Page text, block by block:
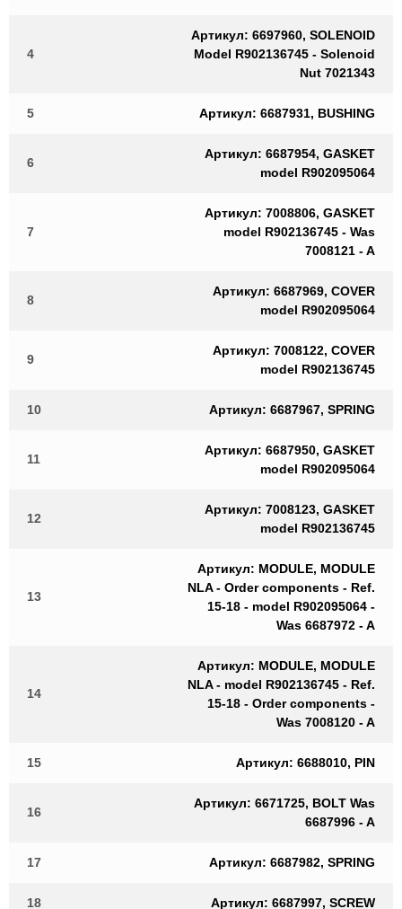
4
Артикул: 6697960, SOLENOID
Model R902136745 - Solenoid
Nut 7021343
5 Артикул: 6687931, BUSHING
6
Артикул: 6687954, GASKET
model R902095064
7
Артикул: 7008806, GASKET
model R902136745 - Was
7008121 - A
8
Артикул: 6687969, COVER
model R902095064
9
Артикул: 7008122, COVER
model R902136745
10 Артикул: 6687967, SPRING
11
Артикул: 6687950, GASKET
model R902095064
12
Артикул: 7008123, GASKET
model R902136745
13
Артикул: MODULE, MODULE
NLA - Order components - Ref.
15-18 - model R902095064 -
Was 6687972 - A
14
Артикул: MODULE, MODULE
NLA - model R902136745 - Ref.
15-18 - Order components -
Was 7008120 - A
15 Артикул: 6688010, PIN
16
Артикул: 6671725, BOLT Was
6687996 - A
17 Артикул: 6687982, SPRING
18 Артикул: 6687997, SCREW